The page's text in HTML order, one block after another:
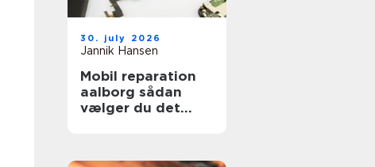
30. july 2026
Jannik Hansen
Mobil reparation
aalborg sådan
vælger du det